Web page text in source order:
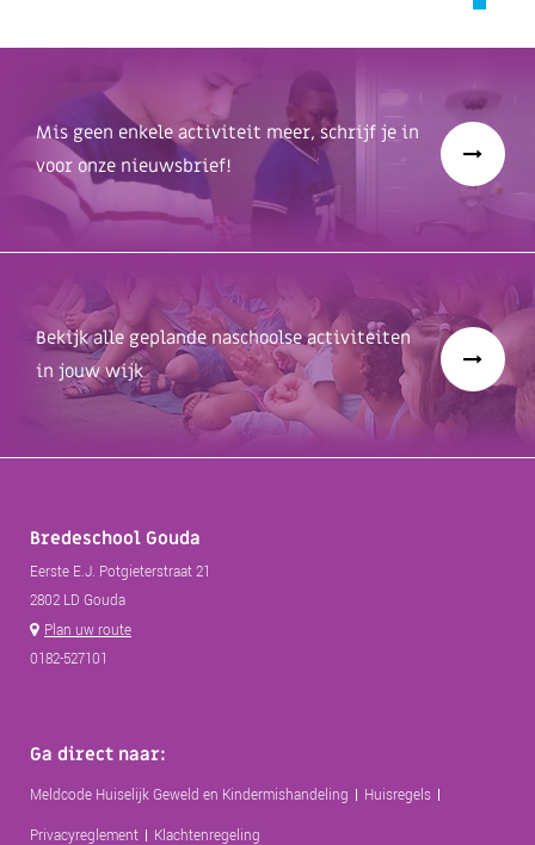
Mis geen enkele activiteit meer, schrijf je in
voor onze nieuwsbrief!
Bekijk alle geplande naschoolse activiteiten
in jouw wijk
Bredeschool Gouda
Eerste E.J. Potgieterstraat 21
2802 LD Gouda
Plan uw route
0182-527101
Ga direct naar:
Meldcode Huiselijk Geweld en Kindermishandeling
Huisregels
Privacyreglement
Klachtenregeling